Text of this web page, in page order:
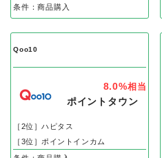
条件：商品購入
Qoo10
8.0%相当
ポイントタウン
［2位］ハピタス
［3位］ポイントインカム